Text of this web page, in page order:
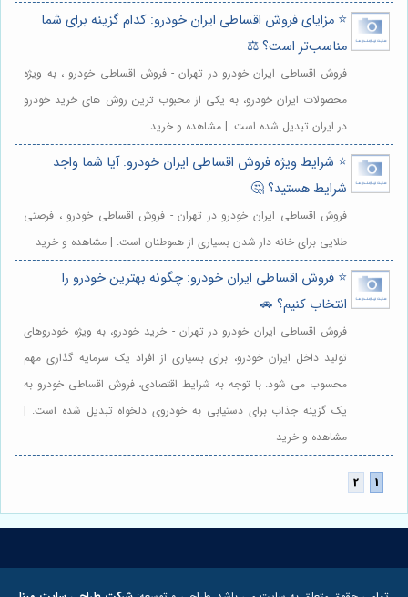
⭐️ مزایای فروش اقساطی ایران خودرو: کدام گزینه برای شما
مناسب‌تر است؟ ⚖️
فروش اقساطی ایران خودرو در تهران - فروش اقساطی خودرو ، به ویژه
محصولات ایران خودرو، به یکی از محبوب ترین روش های خرید خودرو
در ایران تبدیل شده است. | مشاهده و خرید
⭐️ شرایط ویژه فروش اقساطی ایران خودرو: آیا شما واجد
شرایط هستید؟ 🤔
فروش اقساطی ایران خودرو در تهران - فروش اقساطی خودرو ، فرصتی
طلایی برای خانه دار شدن بسیاری از هموطنان است. | مشاهده و خرید
⭐️ فروش اقساطی ایران خودرو: چگونه بهترین خودرو را
انتخاب کنیم؟ 🚗
فروش اقساطی ایران خودرو در تهران - خرید خودرو، به ویژه خودروهای
تولید داخل ایران خودرو، برای بسیاری از افراد یک سرمایه گذاری مهم
محسوب می شود. با توجه به شرایط اقتصادی، فروش اقساطی خودرو به
یک گزینه جذاب برای دستیابی به خودروی دلخواه تبدیل شده است. |
مشاهده و خرید